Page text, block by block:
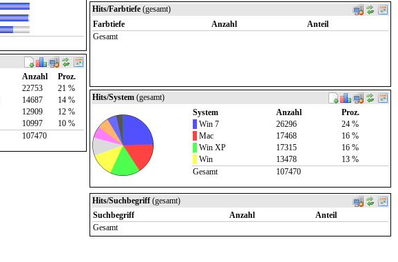
Anzahl
Proz.
22753
21 %
14687
14 %
12909
12 %
10997
10 %
107470
Hits/Farbtiefe (gesamt)
Farbtiefe
Anzahl
Anteil
Gesamt
Hits/System (gesamt)
System
Anzahl
Proz.
Win 7
26296
24 %
Mac
17468
16 %
Win XP
17315
16 %
Win
13478
13 %
Gesamt
107470
Hits/Suchbegriff (gesamt)
Suchbegriff
Anzahl
Anteil
Gesamt